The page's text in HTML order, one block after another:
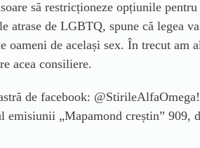
să restricționeze opțiunile
atrase de LGBTQ, spune că legea
de același sex. În trecut am
acea consiliere.
de facebook: @StirileAlfaOmega!
emisiunii „Mapamond creștin”